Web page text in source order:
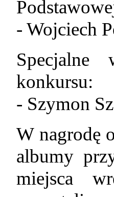
- Wojciech
Specjalne
konkursu:
- Szymon
W nagrodę
albumy
miejsca